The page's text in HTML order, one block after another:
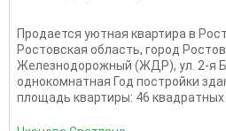
Продается уютная квартира в
Ростовская область, город
Железнодорожный (ЖДР), ул. 2-я
однокомнатная Год постройки
площадь квартиры: 46 квадратных